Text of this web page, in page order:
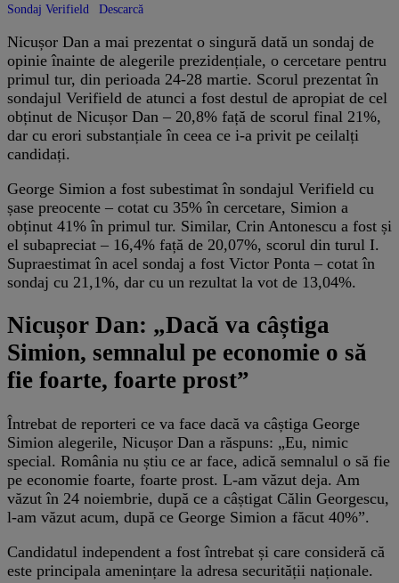
Sondaj Verifield Descarcă
Nicușor Dan a mai prezentat o singură dată un sondaj de
opinie înainte de alegerile prezidențiale, o cercetare pentru
primul tur, din perioada 24-28 martie. Scorul prezentat în
sondajul Verifield de atunci a fost destul de apropiat de cel
obținut de Nicușor Dan – 20,8% față de scorul final 21%,
dar cu erori substanțiale în ceea ce i-a privit pe ceilalți
candidați.
George Simion a fost subestimat în sondajul Verifield cu
șase preocente – cotat cu 35% în cercetare, Simion a
obținut 41% în primul tur. Similar, Crin Antonescu a fost și
el subapreciat – 16,4% față de 20,07%, scorul din turul I.
Supraestimat în acel sondaj a fost Victor Ponta – cotat în
sondaj cu 21,1%, dar cu un rezultat la vot de 13,04%.
Nicușor Dan: „Dacă va câștiga
Simion, semnalul pe economie o să
fie foarte, foarte prost”
Întrebat de reporteri ce va face dacă va câștiga George
Simion alegerile, Nicușor Dan a răspuns: „Eu, nimic
special. România nu știu ce ar face, adică semnalul o să fie
pe economie foarte, foarte prost. L-am văzut deja. Am
văzut în 24 noiembrie, după ce a câștigat Călin Georgescu,
l-am văzut acum, după ce George Simion a făcut 40%”.
Candidatul independent a fost întrebat și care consideră că
este principala amenințare la adresa securității naționale.